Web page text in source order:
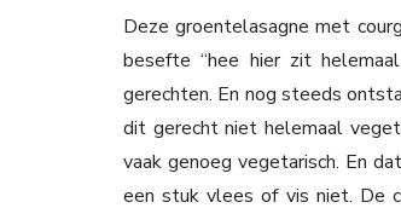
Deze groentelasagne met
besefte “hee hier zit
gerechten. En nog steeds
dit gerecht niet helemaal
vaak genoeg vegetarisch. En
een stuk vlees of vis niet. De